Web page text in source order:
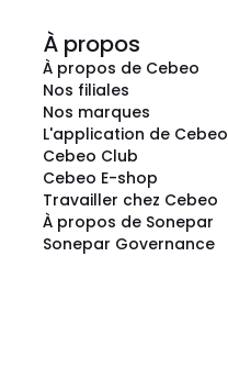
À propos
À propos de Cebeo
Nos filiales
Nos marques
L'application de Cebeo
Cebeo Club
Cebeo E-shop
Travailler chez Cebeo
À propos de Sonepar
Sonepar Governance